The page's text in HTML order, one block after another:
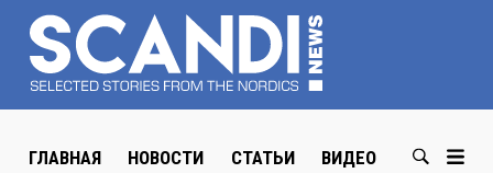
ГЛАВНАЯ НОВОСТИ СТАТЬИ ВИДЕО ABOUT US